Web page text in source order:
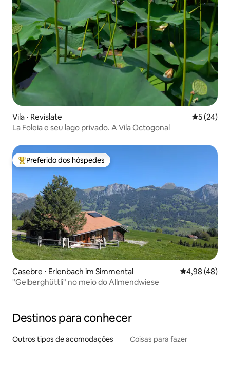
Vila ⋅ Revislate 5 de uma
5 (24)
La Foleia e seu lago privado. A Vila Octogonal
Entre os melhores preferidos dos hóspedes
Preferido dos hóspedes
Casebre ⋅ Erlenbach im Simmental 4,98 de uma
4,98 (48)
"Gelberghüttli" no meio do Allmendwiese
Destinos para conhecer
Outros tipos de acomodações Coisas para fazer